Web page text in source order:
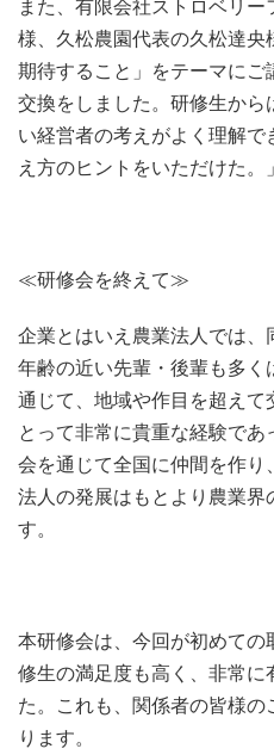
また、有限会社ストロベリ
様、久松農園代表の久松達
期待すること」をテーマに
交換をしました。研修生か
い経営者の考えがよく理解
え方のヒントをいただけた。
≪研修会を終えて≫
企業とはいえ農業法人では、
年齢の近い先輩・後輩も多
通じて、地域や作目を超え
とって非常に貴重な経験で
会を通じて全国に仲間を作
法人の発展はもとより農業界
す。
本研修会は、今回が初めて
修生の満足度も高く、非常に
た。これも、関係者の皆様
ります。